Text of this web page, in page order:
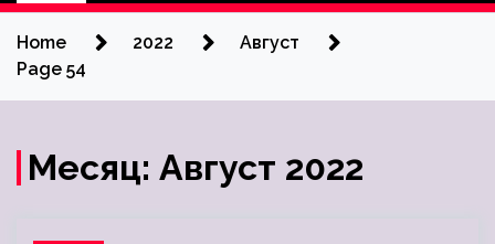
Home 2022
Август
Page 54
Месяц: Август 2022